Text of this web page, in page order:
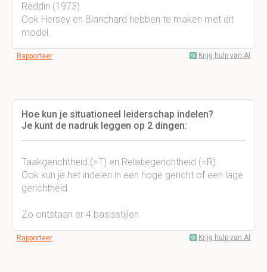
Reddin (1973)
Ook Hersey en Blanchard hebben te maken met dit
model.
Rapporteer Krijg hulp van AI
Hoe kun je situationeel leiderschap indelen?
Je kunt de nadruk leggen op 2 dingen:
Taakgerichtheid (=T) en Relatiegerichtheid (=R)
Ook kun je het indelen in een hoge gericht of een lage
gerichtheid.
Zo ontstaan er 4 basisstijlen.
Rapporteer Krijg hulp van AI